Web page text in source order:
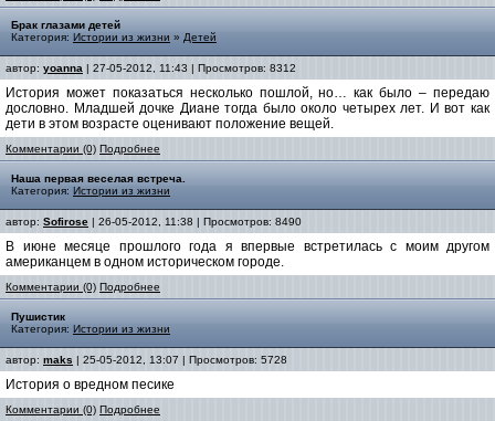
Брак глазами детей
Категория: Истории из жизни » Детей
автор: yoanna | 27-05-2012, 11:43 | Просмотров: 8312
История может показаться несколько пошлой, но… как было – передаю
дословно. Младшей дочке Диане тогда было около четырех лет. И вот как
дети в этом возрасте оценивают положение вещей.
Комментарии (0) Подробнее
Наша первая веселая встреча.
Категория: Истории из жизни
автор: Sofirose | 26-05-2012, 11:38 | Просмотров: 8490
В июне месяце прошлого года я впервые встретилась с моим другом
американцем в одном историческом городе.
Комментарии (0) Подробнее
Пушистик
Категория: Истории из жизни
автор: maks | 25-05-2012, 13:07 | Просмотров: 5728
История о вредном песике
Комментарии (0) Подробнее